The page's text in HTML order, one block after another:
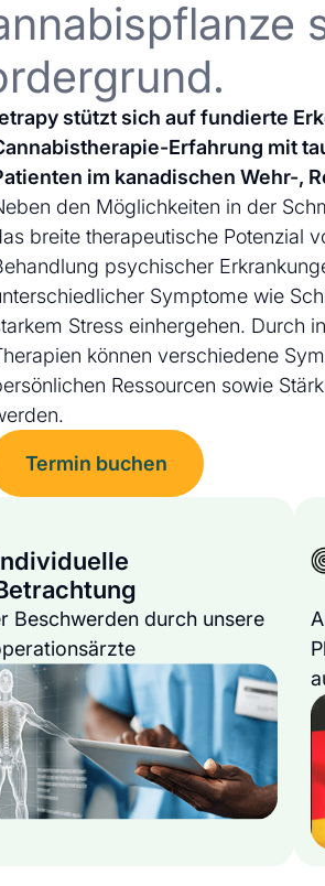
stützt sich auf fundierte
Erfahrung mit
im kanadischen Wehr-,
den Möglichkeiten in der
breite therapeutische Potenzial
psychischer
Symptome wie
Stress einhergehen. Durch
können verschiedene
Ressourcen sowie
Termin buchen
Beschwerden durch unsere